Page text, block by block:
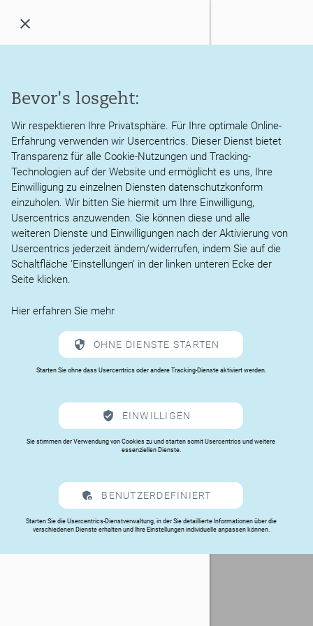
öffnen
schließen
Leistungen
Aktuelles
Service
Karriere
Kontakt
Ihre Nachricht wurde
gesendet
Vielen Dank, dass Sie mit uns Kontakt aufgenommen haben.
Wir werden Ihre Anfrage schnellstmöglich bearbeiten und uns
mit Ihnen in Verbindung setzen.
ZUR STARTSEITE
AGB Impressum
Bevor's losgeht:
Wir respektieren Ihre Privatsphäre. Für Ihre optimale Online-
Erfahrung verwenden wir Usercentrics. Dieser Dienst bietet
Transparenz für alle Cookie-Nutzungen und Tracking-
Technologien auf der Website und ermöglicht es uns, Ihre
Einwilligung zu einzelnen Diensten datenschutzkonform
einzuholen. Wir bitten Sie hiermit um Ihre Einwilligung,
Usercentrics anzuwenden. Sie können diese und alle
weiteren Dienste und Einwilligungen nach der Aktivierung von
Usercentrics jederzeit ändern/widerrufen, indem Sie auf die
Schaltfläche ‘Einstellungen’ in der linken unteren Ecke der
Seite klicken.
Hier erfahren Sie mehr
OHNE DIENSTE STARTEN
Starten Sie ohne dass Usercentrics oder andere Tracking-Dienste aktiviert werden.
EINWILLIGEN
Sie stimmen der Verwendung von Cookies zu und starten somit Usercentrics und weitere
essenziellen Dienste.
BENUTZERDEFINIERT
Starten Sie die Usercentrics-Dienstverwaltung, in der Sie detaillierte Informationen über die
verschiedenen Dienste erhalten und Ihre Einstellungen individuelle anpassen können.